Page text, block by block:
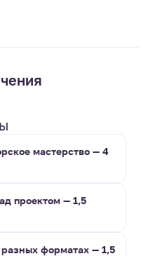
мастерство — 4
проектом — 1,5
разных форматах — 1,5